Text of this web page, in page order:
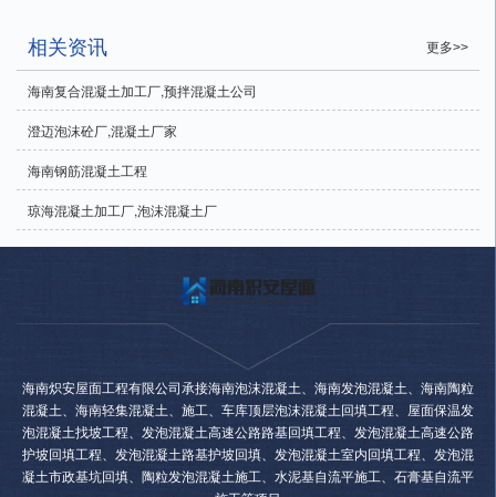
相关资讯 更多>>
海南复合混凝土加工厂,预拌混凝土公司
澄迈泡沫砼厂,混凝土厂家
海南钢筋混凝土工程
琼海混凝土加工厂,泡沫混凝土厂
海南炽安屋面工程有限公司承接海南泡沫混凝土、海南发泡混凝土、海南陶粒
混凝土、海南轻集混凝土、施工、车库顶层泡沫混凝土回填工程、屋面保温发
泡混凝土找坡工程、发泡混凝土高速公路路基回填工程、发泡混凝土高速公路
护坡回填工程、发泡混凝土路基护坡回填、发泡混凝土室内回填工程、发泡混
凝土市政基坑回填、陶粒发泡混凝土施工、水泥基自流平施工、石膏基自流平